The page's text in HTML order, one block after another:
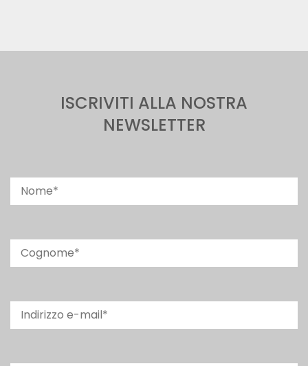
ISCRIVITI ALLA NOSTRA
NEWSLETTER